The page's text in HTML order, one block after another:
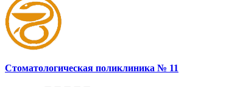
Стоматологическая поликлиника № 11